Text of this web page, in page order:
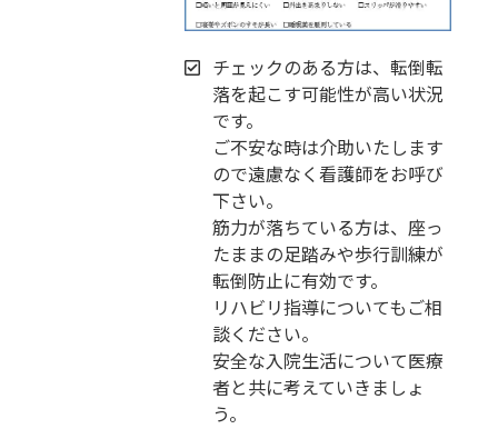
チェックのある方は、転倒転
落を起こす可能性が高い状況
です。
ご不安な時は介助いたします
ので遠慮なく看護師をお呼び
下さい。
筋力が落ちている方は、座っ
たままの足踏みや歩行訓練が
転倒防止に有効です。
リハビリ指導についてもご相
談ください。
安全な入院生活について医療
者と共に考えていきましょ
う。